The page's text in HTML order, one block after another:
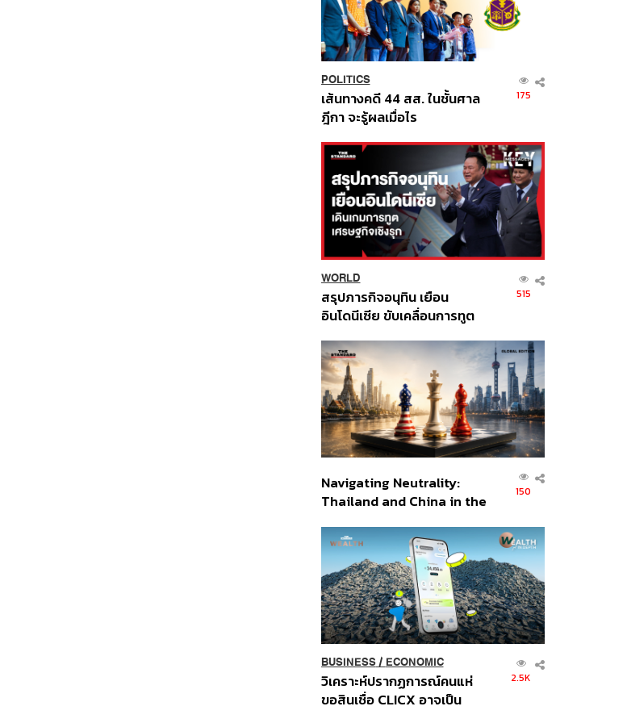
POLITICS
เส้นทางคดี 44 สส. ในชั้นศาล
ฎีกา จะรู้ผลเมื่อไร
175
WORLD
สรุปภารกิจอนุทิน เยือน
อินโดนีเซีย ขับเคลื่อนการทูต
ส่วนยุทธศาสตร์ไทย –
อินโดนีเซีย
515
Navigating Neutrality:
Thailand and China in the
Order
150
BUSINESS/ ECONOMIC
วิเคราะห์ปรากฏการณ์คนแห่
ขอสินเชื่อ CLICX อาจเป็น
2.5K